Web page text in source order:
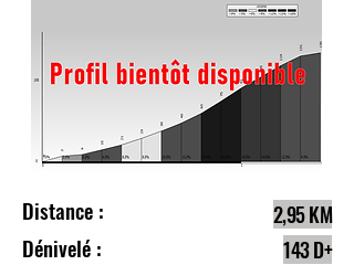
Distance :
Dénivelé :
2,95 KM
143 D+